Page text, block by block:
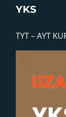
YKS
TYT – AYT